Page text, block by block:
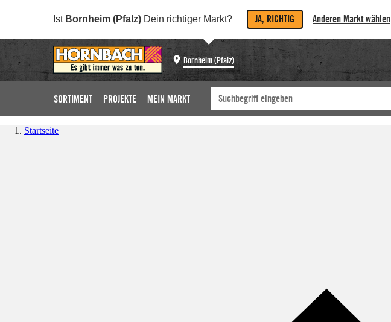
Ist Bornheim (Pfalz) Dein richtiger Markt? JA, RICHTIG Anderen Markt wählen
Bornheim (Pfalz)
SORTIMENT PROJEKTE MEIN MARKT
Startseite